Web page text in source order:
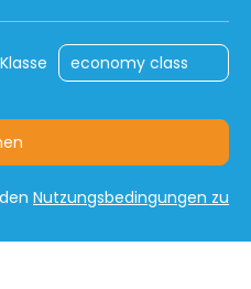
Klasse
Nutzungsbedingungen zu